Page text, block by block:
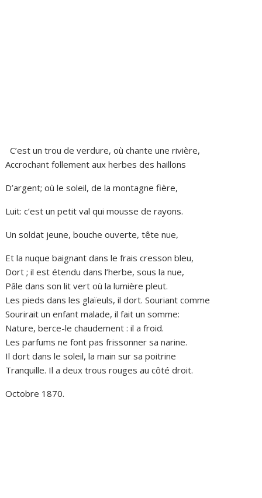
C’est un trou de verdure, où chante une rivière,
Accrochant follement aux herbes des haillons
D’argent; où le soleil, de la montagne fière,
Luit: c’est un petit val qui mousse de rayons.
Un soldat jeune, bouche ouverte, tête nue,
Et la nuque baignant dans le frais cresson bleu,
Dort ; il est étendu dans l’herbe, sous la nue,
Pâle dans son lit vert où la lumière pleut.
Les pieds dans les glaïeuls, il dort. Souriant comme
Sourirait un enfant malade, il fait un somme:
Nature, berce-le chaudement : il a froid.
Les parfums ne font pas frissonner sa narine.
Il dort dans le soleil, la main sur sa poitrine
Tranquille. Il a deux trous rouges au côté droit.
Octobre 1870.